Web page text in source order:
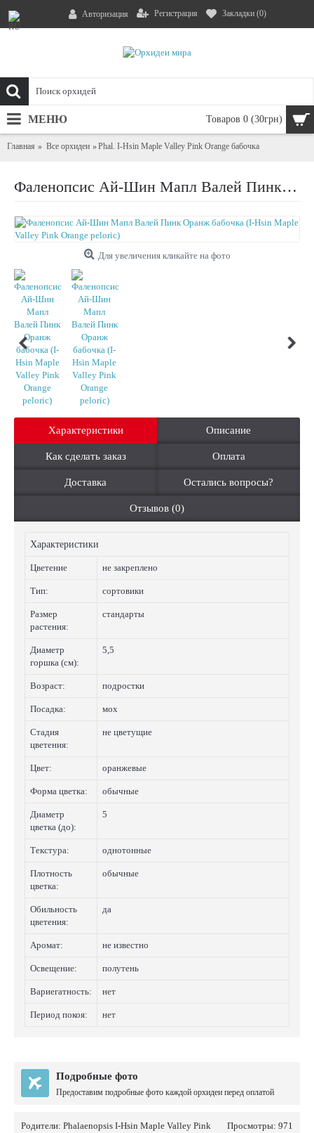
Авторизация Регистрация Закладки (0)
Товаров 0 (30грн)
МЕНЮ
Главная Все орхидеи Phal. I-Hsin Maple Valley Pink Orange бабочка
Фаленопсис Ай-Шин Мапл Валей Пинк Оранж бабочка (I-Hsin Maple Valley Pink Orange peloric)
Для увеличения кликайте на фото
Характеристики Описание
Как сделать заказ Оплата
Доставка Остались вопросы?
Отзывов (0)
Характеристики
Цветение не закреплено
Тип: сортовики
Размер
растения:
стандарты
Диаметр
горшка (см):
5,5
Возраст: подростки
Посадка: мох
Стадия
цветения:
не цветущие
Цвет: оранжевые
Форма цветка: обычные
Диаметр
цветка (до):
5
Текстура: однотонные
Плотность
цветка:
обычные
Обильность
цветения:
да
Аромат: не известно
Освещение: полутень
Вариегатность: нет
Период покоя: нет
Подробные фото
Предоставим подробные фото каждой орхидеи перед оплатой
Просмотры: 971
Родители: Phalaenopsis I-Hsin Maple Valley Pink